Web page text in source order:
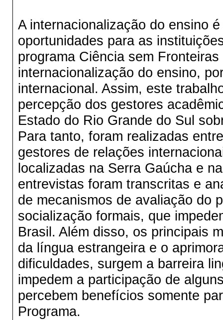
A internacionalização do ensino
oportunidades para as
programa Ciência sem
internacionalização do ensino,
internacional. Assim, este
percepção dos gestores
Estado do Rio Grande do Sul
Para tanto, foram realizadas
gestores de relações
localizadas na Serra Gaúcha e
entrevistas foram transcritas e
de mecanismos de avaliação do
socialização formais, que
Brasil. Além disso, os principais
da língua estrangeira e o
dificuldades, surgem a barreira
impedem a participação de
percebem benefícios somente
Programa.